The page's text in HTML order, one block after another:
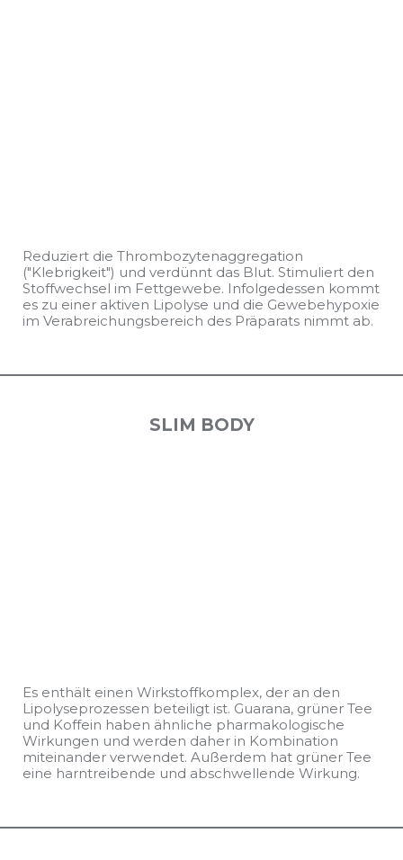
Reduziert die Thrombozytenaggregation
("Klebrigkeit") und verdünnt das Blut. Stimuliert den
Stoffwechsel im Fettgewebe. Infolgedessen kommt
es zu einer aktiven Lipolyse und die Gewebehypoxie
im Verabreichungsbereich des Präparats nimmt ab.
SLIM BODY
Es enthält einen Wirkstoffkomplex, der an den
Lipolyseprozessen beteiligt ist. Guarana, grüner Tee
und Koffein haben ähnliche pharmakologische
Wirkungen und werden daher in Kombination
miteinander verwendet. Außerdem hat grüner Tee
eine harntreibende und abschwellende Wirkung.